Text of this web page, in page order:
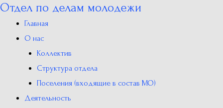
Перейти
содержимому
Отдел по делам молодежи
Главная
О нас
Коллектив
Структура отдела
Поселения (входящие в состав МО)
Деятельность